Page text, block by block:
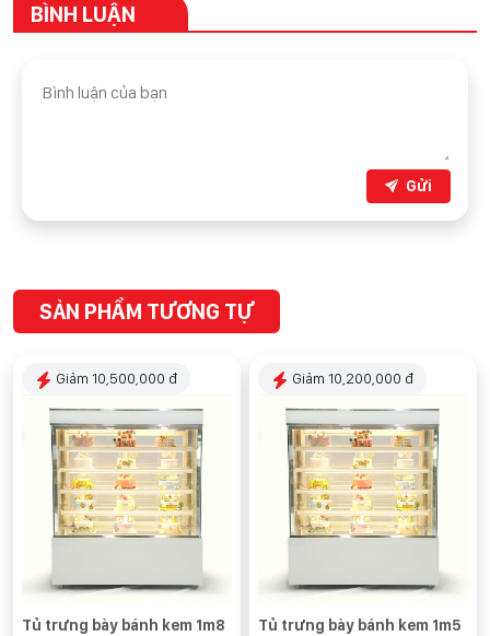
BÌNH LUẬN
Gửi
SẢN PHẨM TƯƠNG TỰ
Giảm 10,500,000 đ
Tủ trưng bày bánh kem 1m8
Giảm 10,200,000 đ
Tủ trưng bày bánh kem 1m5